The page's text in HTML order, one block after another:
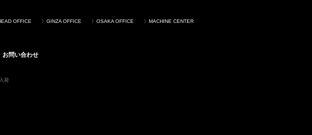
OFFICE 〉GINZA OFFICE 〉OSAKA OFFICE 〉MACHINE CENTER
お問い合わせ
荷